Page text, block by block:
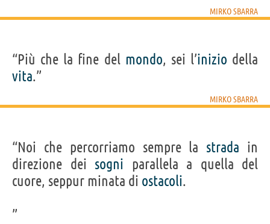
MIRKO SBARRA
“Più che la fine del mondo, sei l’inizio della
vita.”
MIRKO SBARRA
“Noi che percorriamo sempre la strada in
direzione dei sogni parallela a quella del
cuore, seppur minata di ostacoli.
”